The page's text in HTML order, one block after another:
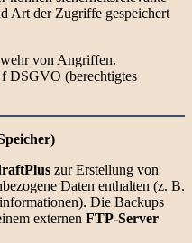
Art der Zugriffe gespeichert
von Angriffen.
DSGVO (berechtigtes
zur Erstellung von
Daten enthalten (z. B.
Die Backups
externen FTP-Server